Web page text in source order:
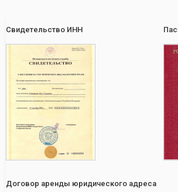
Свидетельство ИНН
Договор аренды юридического адреса